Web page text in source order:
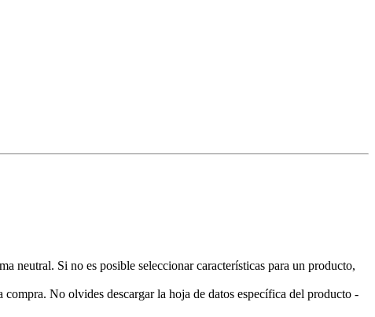
neutral. Si no es posible seleccionar características para un producto,
No olvides descargar la hoja de datos específica del producto -